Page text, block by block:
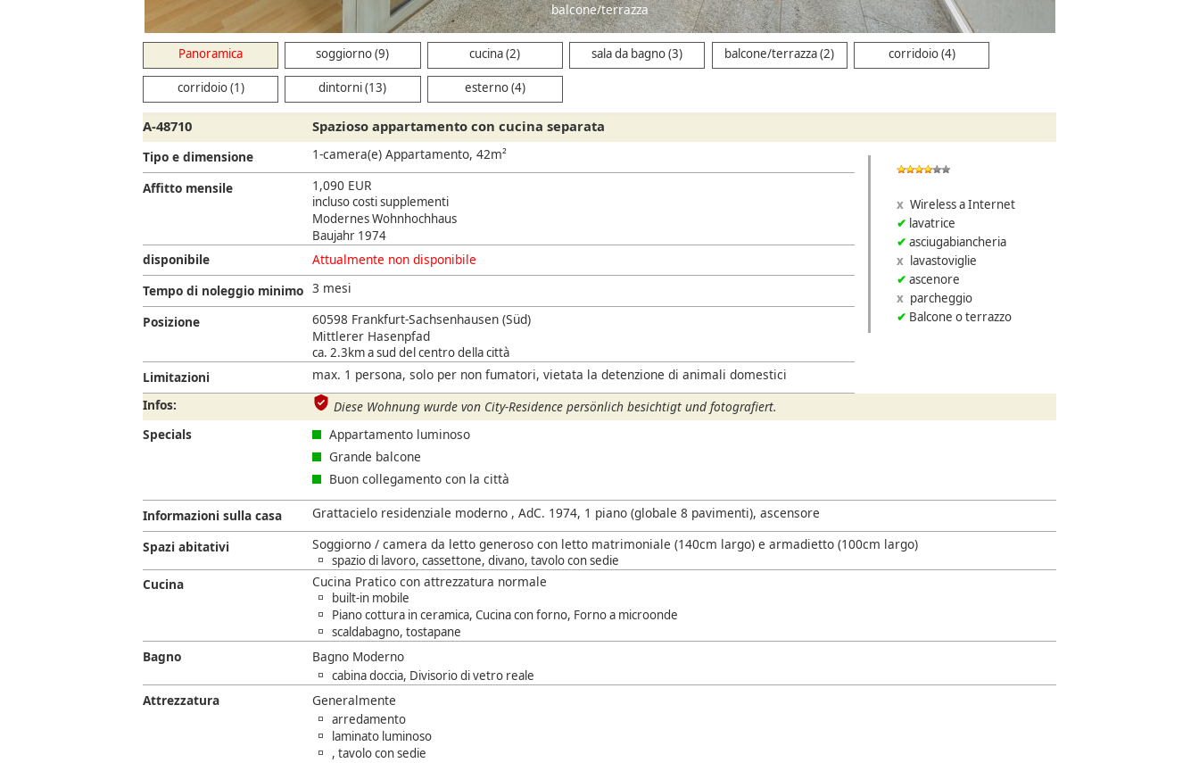
balcone/terrazza
Panoramica soggiorno (9) cucina (2) sala da bagno (3) balcone/terrazza (2) corridoio (4)
corridoio (1) dintorni (13) esterno (4)
A-48710 Spazioso appartamento con cucina separata
Wireless a Internet
lavatrice
asciugabiancheria
lavastoviglie
ascenore
parcheggio
Balcone o terrazzo
Tipo e dimensione
1-camera(e) Appartamento, 42m²
Affitto mensile
1,090 EUR
incluso costi supplementi
Modernes Wohnhochhaus
Baujahr 1974
disponibile
Attualmente non disponibile
Tempo di noleggio minimo 3 mesi
Posizione
60598 Frankfurt-Sachsenhausen (Süd)
Mittlerer Hasenpfad
ca. 2.3km a sud del centro della città
Limitazioni
max. 1 persona, solo per non fumatori, vietata la detenzione di animali domestici
Infos:
Diese Wohnung wurde von City-Residence persönlich besichtigt und fotografiert.
Specials
Appartamento luminoso
Grande balcone
Buon collegamento con la città
Informazioni sulla casa
Grattacielo residenziale moderno , AdC. 1974, 1 piano (globale 8 pavimenti), ascensore
Spazi abitativi
Soggiorno / camera da letto generoso con letto matrimoniale (140cm largo) e armadietto (100cm largo)
spazio di lavoro, cassettone, divano, tavolo con sedie
Cucina Cucina Pratico con attrezzatura normale
built-in mobile
Piano cottura in ceramica, Cucina con forno, Forno a microonde
scaldabagno, tostapane
Bagno Bagno Moderno
cabina doccia, Divisorio di vetro reale
Attrezzatura Generalmente
arredamento
laminato luminoso
, tavolo con sedie